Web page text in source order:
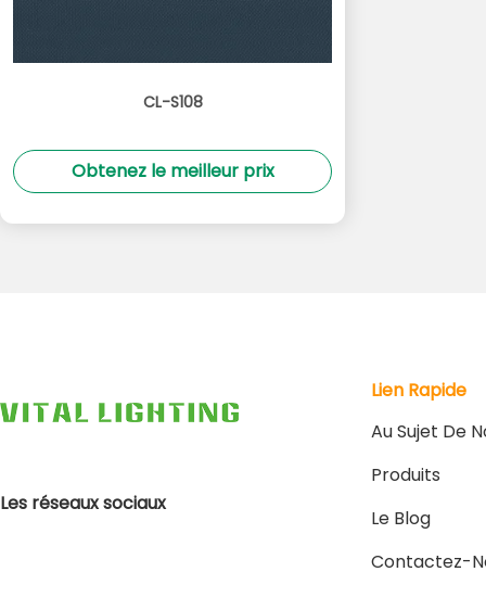
CL-S108
Obtenez le meilleur prix
Les réseaux sociaux
Lien Rapide
Au Sujet De
Produits
Le Blog
Contactez-